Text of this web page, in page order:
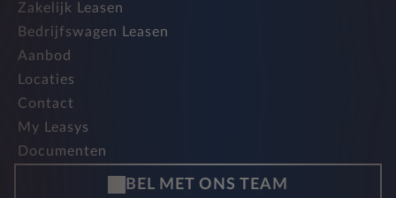
Zakelijk Leasen
Bedrijfswagen Leasen
Aanbod
Locaties
Contact
My Leasys
Documenten
BEL MET ONS TEAM